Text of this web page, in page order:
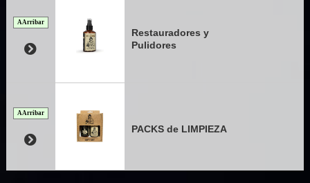
A Arribar
Restauradores y
Pulidores
A Arribar
PACKS de LIMPIEZA